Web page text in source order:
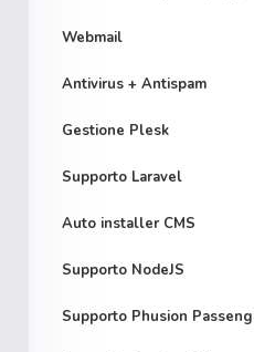
Webmail
Antivirus + Antispam
Gestione Plesk
Supporto Laravel
Auto installer CMS
Supporto NodeJS
Supporto Phusion